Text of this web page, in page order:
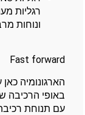
רגליות
ונוחות
Fast forward
הארגונומיה
באופי הרכיבה
עם תנוחת